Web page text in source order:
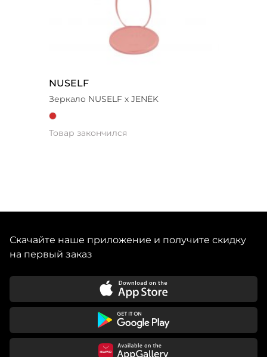
NUSELF
Зеркало NUSELF х JENЁK
Товар закончился
Скачайте наше приложение и получите скидку
на первый заказ